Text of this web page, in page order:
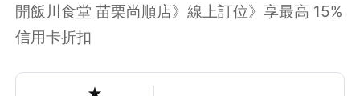
開飯川食堂 苗栗尚順店》線上訂位》享最高 15%
信用卡折扣